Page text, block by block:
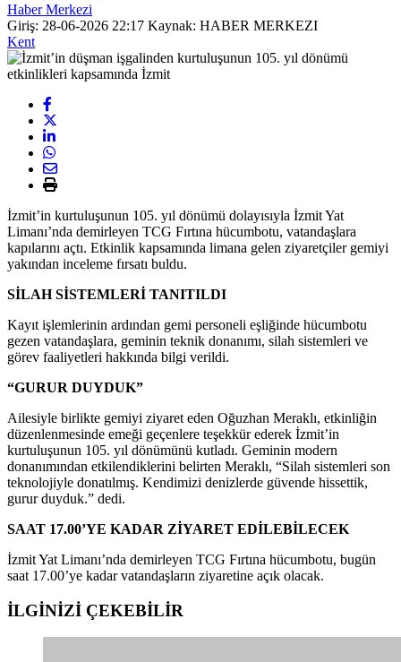
Haber Merkezi
Giriş: 28-06-2026 22:17 Kaynak: HABER MERKEZI
Kent
İzmit’in kurtuluşunun 105. yıl dönümü dolayısıyla İzmit Yat
Limanı’nda demirleyen TCG Fırtına hücumbotu, vatandaşlara
kapılarını açtı. Etkinlik kapsamında limana gelen ziyaretçiler gemiyi
yakından inceleme fırsatı buldu.
SİLAH SİSTEMLERİ TANITILDI
Kayıt işlemlerinin ardından gemi personeli eşliğinde hücumbotu
gezen vatandaşlara, geminin teknik donanımı, silah sistemleri ve
görev faaliyetleri hakkında bilgi verildi.
“GURUR DUYDUK”
Ailesiyle birlikte gemiyi ziyaret eden Oğuzhan Meraklı, etkinliğin
düzenlenmesinde emeği geçenlere teşekkür ederek İzmit’in
kurtuluşunun 105. yıl dönümünü kutladı. Geminin modern
donanımından etkilendiklerini belirten Meraklı, “Silah sistemleri son
teknolojiyle donatılmış. Kendimizi denizlerde güvende hissettik,
gurur duyduk.” dedi.
SAAT 17.00’YE KADAR ZİYARET EDİLEBİLECEK
İzmit Yat Limanı’nda demirleyen TCG Fırtına hücumbotu, bugün
saat 17.00’ye kadar vatandaşların ziyaretine açık olacak.
İLGİNİZİ ÇEKEBİLİR